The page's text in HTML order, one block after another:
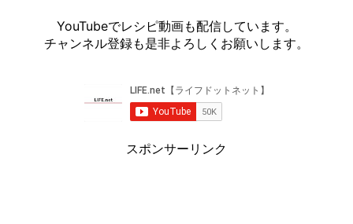
YouTubeでレシピ動画も配信しています。
チャンネル登録も是非よろしくお願いします。
スポンサーリンク